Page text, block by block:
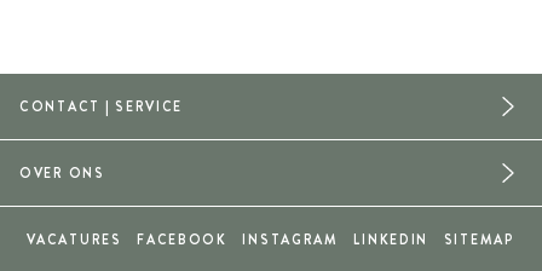
CONTACT | SERVICE
OVER ONS
VACATURES FACEBOOK INSTAGRAM LINKEDIN SITEMAP